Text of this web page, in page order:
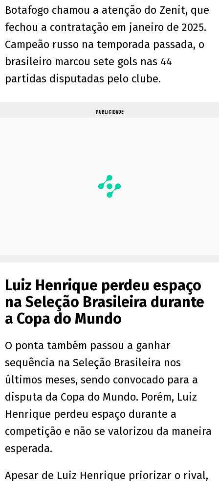
Botafogo chamou a atenção do Zenit, que
fechou a contratação em janeiro de 2025.
Campeão russo na temporada passada, o
brasileiro marcou sete gols nas 44
partidas disputadas pelo clube.
PUBLICIDADE
Luiz Henrique perdeu espaço
na Seleção Brasileira durante
a Copa do Mundo
O ponta também passou a ganhar
sequência na Seleção Brasileira nos
últimos meses, sendo convocado para a
disputa da Copa do Mundo. Porém, Luiz
Henrique perdeu espaço durante a
competição e não se valorizou da maneira
esperada.
Apesar de Luiz Henrique priorizar o rival,